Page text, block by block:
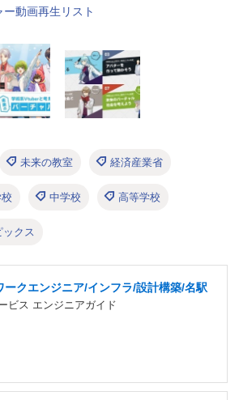
動画再生リスト
未来の教室 経済産業省
中学校 高等学校
ックス
ークエンジニア/インフラ/設計構築/名駅
ビス エンジニアガイド